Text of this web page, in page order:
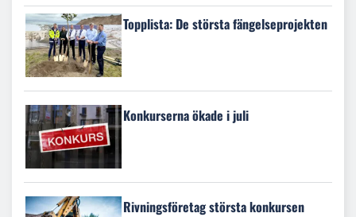
Topplista: De största fängelseprojekten
Konkurserna ökade i juli
Rivningsföretag största konkursen